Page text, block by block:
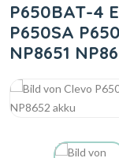
P650BAT-4
P650SA
NP8651